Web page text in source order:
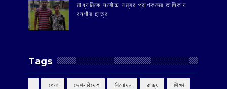
মাধ্যমিকে সর্বোচ্চ নম্বর প্রাপকদের তালিকায়
বনগাঁর ছাত্র
Tags
‌ খেলা ‌ দেশ-বিদেশ ‌ বিনোদন ‌ রাজ্য ‌ শিক্ষা